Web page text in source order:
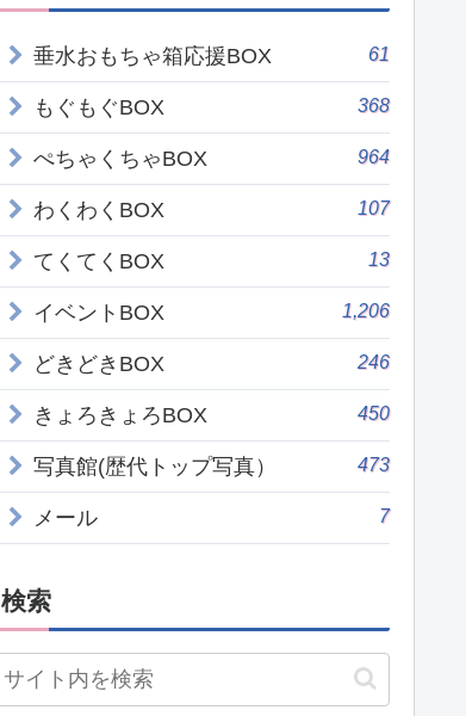
垂水おもちゃ箱応援BOX 61
もぐもぐBOX 368
ぺちゃくちゃBOX 964
わくわくBOX 107
てくてくBOX 13
イベントBOX 1,206
どきどきBOX 246
きょろきょろBOX 450
写真館(歴代トップ写真） 473
メール 7
検索